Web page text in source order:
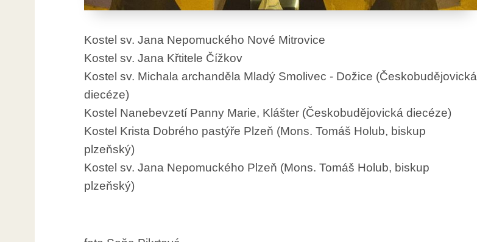
Kostel sv. Jana Nepomuckého Nové Mitrovice
Kostel sv. Jana Křtitele Čížkov
Kostel sv. Michala archanděla Mladý Smolivec - Dožice (Českobudějovická
diecéze)
Kostel Nanebevzetí Panny Marie, Klášter (Českobudějovická diecéze)
Kostel Krista Dobrého pastýře Plzeň (Mons. Tomáš Holub, biskup
plzeňský)
Kostel sv. Jana Nepomuckého Plzeň (Mons. Tomáš Holub, biskup
plzeňský)